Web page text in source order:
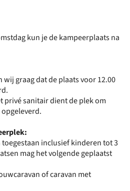
kun je de kampeerplaats na
wij graag dat de plaats voor 12.00
privé sanitair dient de plek om
inclusief kinderen tot 3
mag het volgende geplaatst
of caravan met